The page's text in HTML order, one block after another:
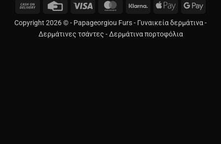
Cash
Delivery
Credit
Visa MasterCardKlarna
Apple
Copyright 2026 © - Papageorgiou Furs- Γυναικεία δερμάτινα-
Δερμάτινες τσάντες -Δερμάτινα πορτοφόλια